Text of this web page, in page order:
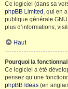
Ce logiciel (dans sa
phpBB Limited , qui en
publique générale
plus d’informations,
Haut
Pourquoi la
Ce logiciel a été
pensez qu’une
phpBB Ideas (en